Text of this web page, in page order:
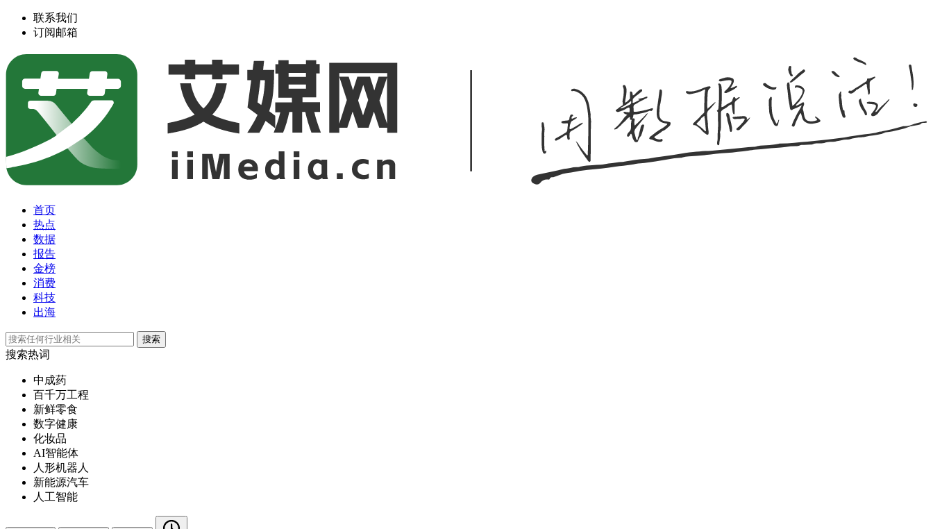
联系我们
订阅邮箱
首页
热点
数据
报告
金榜
消费
科技
出海
搜索
搜索热词
中成药
百千万工程
新鲜零食
数字健康
化妆品
AI智能体
人形机器人
新能源汽车
人工智能